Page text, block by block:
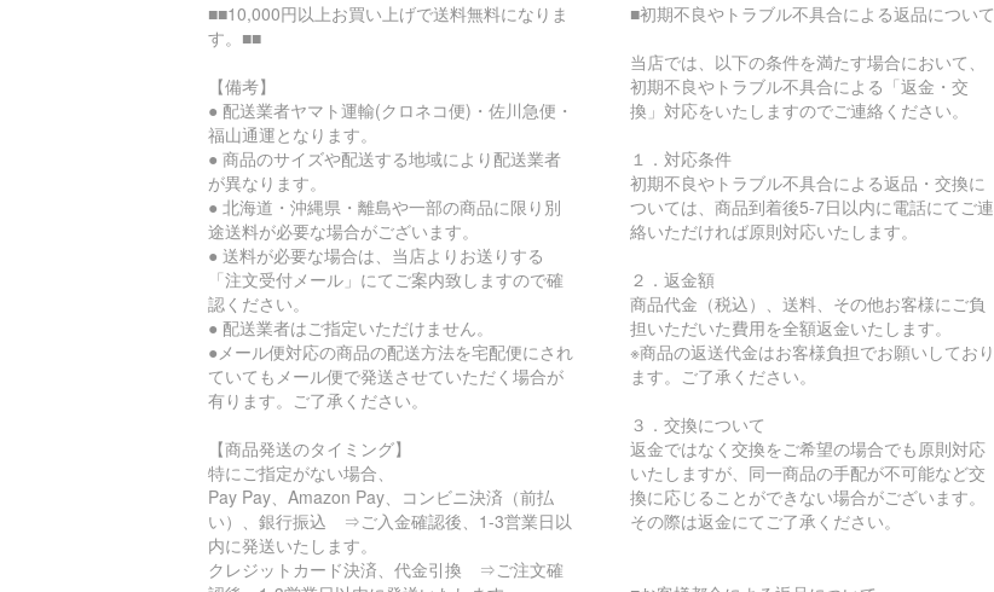
■■10,000円以上お買い上げで送料無料になりま
す。■■
【備考】
● 配送業者ヤマト運輸(クロネコ便)・佐川急便・
福山通運となります。
● 商品のサイズや配送する地域により配送業者
が異なります。
● 北海道・沖縄県・離島や一部の商品に限り別
途送料が必要な場合がございます。
● 送料が必要な場合は、当店よりお送りする
「注文受付メール」にてご案内致しますので確
認ください。
● 配送業者はご指定いただけません。
●メール便対応の商品の配送方法を宅配便にされ
ていてもメール便で発送させていただく場合が
有ります。ご了承ください。
【商品発送のタイミング】
特にご指定がない場合、
Pay Pay、Amazon Pay、コンビニ決済（前払
い）、銀行振込 ⇒ご入金確認後、1-3営業日以
内に発送いたします。
クレジットカード決済、代金引換 ⇒ご注文確
■初期不良やトラブル不具合による返品について
当店では、以下の条件を満たす場合において、
初期不良やトラブル不具合による「返金・交
換」対応をいたしますのでご連絡ください。
１．対応条件
初期不良やトラブル不具合による返品・交換に
ついては、商品到着後5-7日以内に電話にてご連
絡いただければ原則対応いたします。
２．返金額
商品代金（税込）、送料、その他お客様にご負
担いただいた費用を全額返金いたします。
※商品の返送代金はお客様負担でお願いしており
ます。ご了承ください。
３．交換について
返金ではなく交換をご希望の場合でも原則対応
いたしますが、同一商品の手配が不可能など交
換に応じることができない場合がございます。
その際は返金にてご了承ください。